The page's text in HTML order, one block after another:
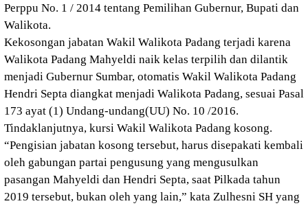
Perppu No. 1 / 2014 tentang Pemilihan Gubernur, Bupati dan
Walikota.
Kekosongan jabatan Wakil Walikota Padang terjadi karena
Walikota Padang Mahyeldi naik kelas terpilih dan dilantik
menjadi Gubernur Sumbar, otomatis Wakil Walikota Padang
Hendri Septa diangkat menjadi Walikota Padang, sesuai Pasal
173 ayat (1) Undang-undang(UU) No. 10 /2016.
Tindaklanjutnya, kursi Wakil Walikota Padang kosong.
“Pengisian jabatan kosong tersebut, harus disepakati kembali
oleh gabungan partai pengusung yang mengusulkan
pasangan Mahyeldi dan Hendri Septa, saat Pilkada tahun
2019 tersebut, bukan oleh yang lain,” kata Zulhesni SH yang